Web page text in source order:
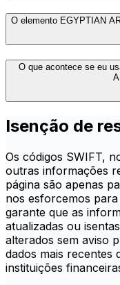
O elemento EGYPTIAN
O que acontece se eu
Isenção de
Os códigos SWIFT,
outras informações
página são apenas
nos esforcemos
garante que as
atualizadas ou
alterados sem aviso
dados mais recentes
instituições